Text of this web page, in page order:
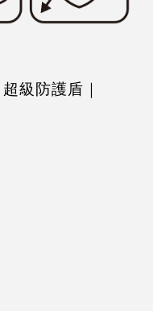
級防護盾｜